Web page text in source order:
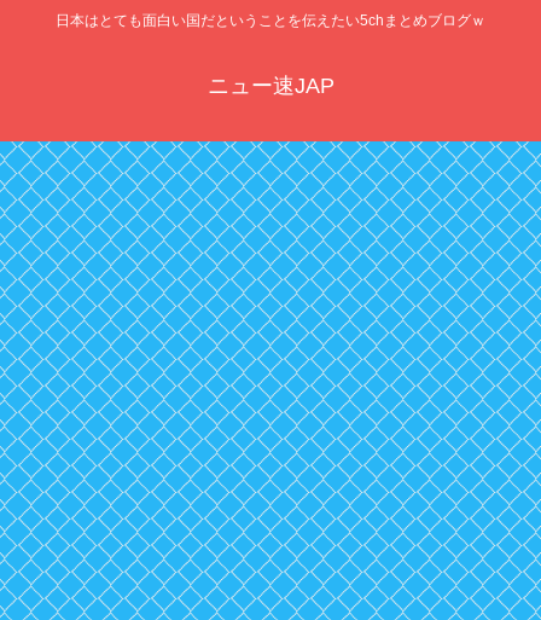
日本はとても面白い国だということを伝えたい5chまとめブログｗ
ニュー速JAP